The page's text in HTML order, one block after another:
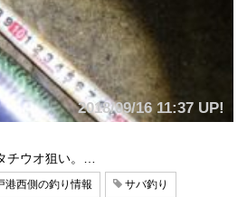
2018/09/16 11:37 UP!
チウオ狙い。…
港西側の釣り情報 サバ釣り